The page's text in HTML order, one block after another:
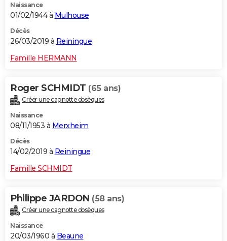
Naissance
01/02/1944 à Mulhouse
Décès
26/03/2019 à Reiningue
Famille HERMANN
Roger SCHMIDT (65 ans)
Créer une cagnotte obsèques
Naissance
08/11/1953 à Merxheim
Décès
14/02/2019 à Reiningue
Famille SCHMIDT
Philippe JARDON (58 ans)
Créer une cagnotte obsèques
Naissance
20/03/1960 à Beaune